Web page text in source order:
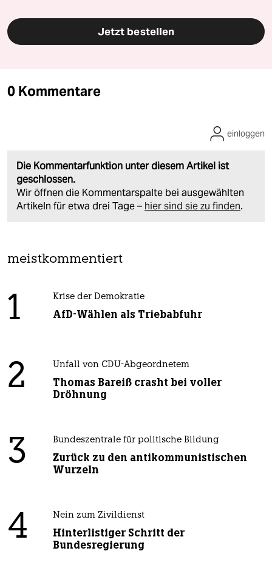
Jetzt bestellen
0 Kommentare
Die Kommentarfunktion unter diesem Artikel ist
geschlossen.
Wir öffnen die Kommentarspalte bei ausgewählten
Artikeln für etwa drei Tage – hier sind sie zu finden.
einloggen
meistkommentiert
1 Krise der Demokratie
AfD-Wählen als Triebabfuhr
2 Unfall von CDU-Abgeordnetem
Thomas Bareiß crasht bei voller
Dröhnung
3 Bundeszentrale für politische Bildung
Zurück zu den antikommunistischen
Wurzeln
4 Nein zum Zivildienst
Hinterlistiger Schritt der
Bundesregierung